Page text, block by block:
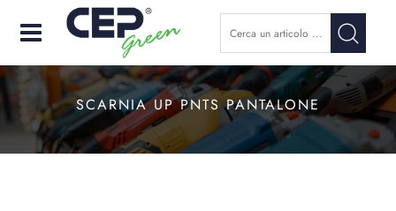
Open
SCARNIA UP PNTS PANTALONE